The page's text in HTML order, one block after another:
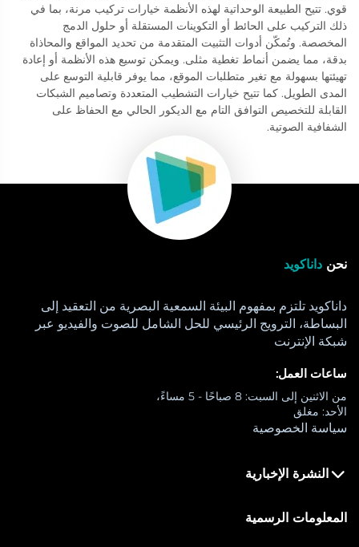
قوي. تتيح الطبيعة الوحداتية لهذه الأنظمة خيارات تركيب مرنة، بما في
ذلك التركيب على الحائط أو التكوينات المستقلة أو حلول الدمج
المخصصة. وتُمكّن أدوات التثبيت المتقدمة من تحديد المواقع والمحاذاة
بدقة، مما يضمن أنماط تغطية مثلى. ويمكن توسيع هذه الأنظمة أو إعادة
تهيئتها بسهولة مع تغير متطلبات الموقع، مما يوفر قابلية التوسع على
المدى الطويل. كما تتيح خيارات التشطيب المتعددة وتصاميم الشبكات
القابلة للتخصيص التوافق التام مع الديكور الحالي مع الحفاظ على
الشفافية الصوتية.
نحن داناكويد
داناكويد تلتزم بمفهوم البيئة السمعية البصرية من التعقيد إلى
البساطة، الترويج الرئيسي للحل الشامل للصوت والفيديو عبر
شبكة الإنترنت
ساعات العمل:
من الاثنين إلى السبت: 8 صباحًا - 5 مساءً،
الأحد: مغلق
سياسة الخصوصية
النشرة الإخبارية
المعلومات الرسمية